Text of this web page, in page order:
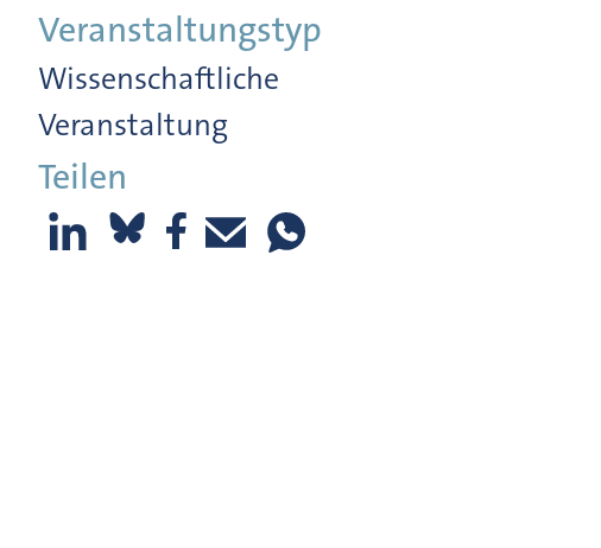
Veranstaltungstyp
Wissenschaftliche
Veranstaltung
Teilen